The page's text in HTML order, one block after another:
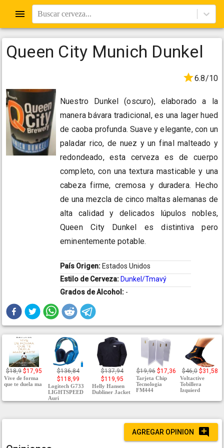
Buscar cerveza...
Queen City Munich Dunkel
6.8/10
Nuestro Dunkel (oscuro), elaborado a la
manera bávara tradicional, es una lager hued
de caoba profunda. Suave y elegante, con un
paladar rico, de nuez y un final malteado y
redondeado, esta cerveza es de cuerpo
completo, con una textura masticable y una
cabeza firme, cremosa y duradera. Hecho
de una mezcla de cinco maltas alemanas de
alta calidad y delicados lúpulos nobles,
Queen City Dunkel es distintiva pero
eminentemente potable.
País Origen: Estados Unidos
Estilo de Cerveza: Dunkel/Tmavý
Grados de Alcohol: -
$18,9 $17,95
Vive de forma
que te duela ma
$136,84
$118,99
Logitech G733
LIGHTSPEED
Auri
$137,94
$119,95
Helly Hansen
Dubliner Jacket
$19,96 $17,36
Tarjeta Chip
Tecnologia
FM444
$46,0 $31,58
Voltactive
Tobillera
Izquierd
AGREGAR OPINION